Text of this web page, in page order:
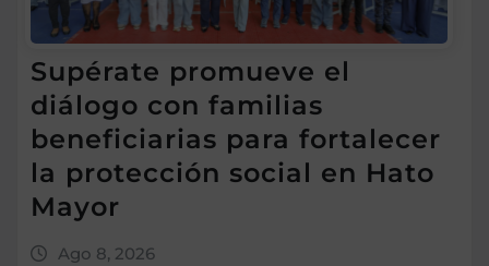
Supérate promueve el
diálogo con familias
beneficiarias para fortalecer
la protección social en Hato
Mayor
Ago 8, 2026